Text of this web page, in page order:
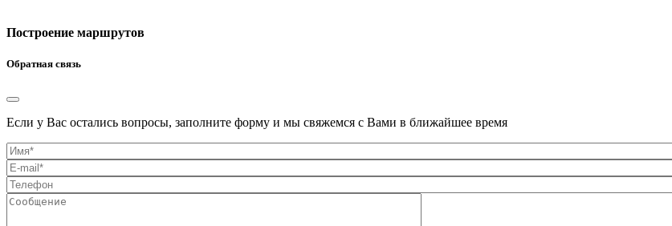
Построение маршрутов
Обратная связь
Если у Вас остались вопросы, заполните форму и мы свяжемся с Вами в ближайшее время